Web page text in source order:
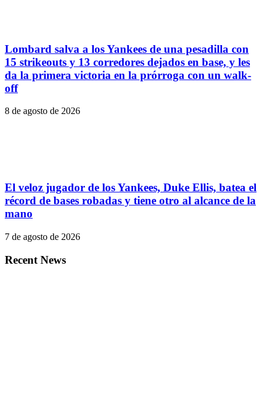
Lombard salva a los Yankees de una pesadilla con
15 strikeouts y 13 corredores dejados en base, y les
da la primera victoria en la prórroga con un walk-
off
8 de agosto de 2026
El veloz jugador de los Yankees, Duke Ellis, batea el
récord de bases robadas y tiene otro al alcance de la
mano
7 de agosto de 2026
Recent News